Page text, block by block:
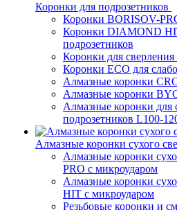
Коронки для подрозетников
Коронки BORISOV-
Коронки DIAMOND
подрозетников
Коронки для сверления
Коронки ECO для
Алмазные коронки
Алмазные коронки
Алмазные коронки для
подрозетников L100-
Алмазные коронки сухого
Алмазные коронки
PRO с микроударом
Алмазные коронки
HIT с микроударом
Резьбовые коронки и